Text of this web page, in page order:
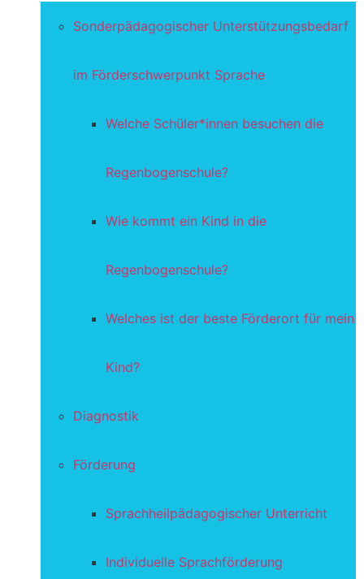
Sonderpädagogischer Unterstützungsbedarf
im Förderschwerpunkt Sprache
Welche Schüler*innen besuchen die
Regenbogenschule?
Wie kommt ein Kind in die
Regenbogenschule?
Welches ist der beste Förderort für mein
Kind?
Diagnostik
Förderung
Sprachheilpädagogischer Unterricht
Individuelle Sprachförderung